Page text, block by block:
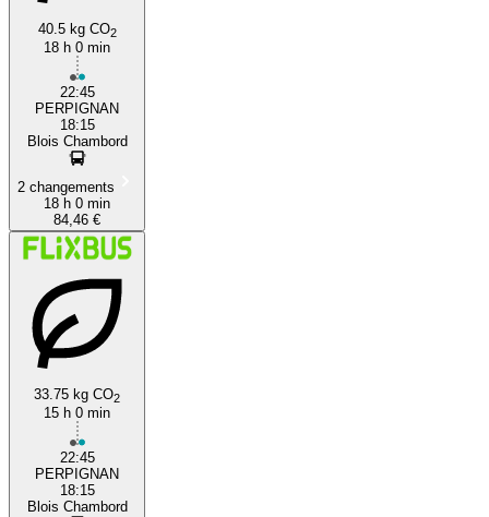
40.5 kg CO2
18 h 0 min
22:45
PERPIGNAN
18:15
Blois Chambord
2 changements
18 h 0 min
84,46 €
33.75 kg CO2
15 h 0 min
22:45
PERPIGNAN
18:15
Blois Chambord